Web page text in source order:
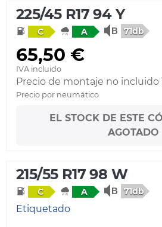
225/45 R17 94 Y
C A 71db
65,50 €
IVA incluido
Precio de montaje no incluido
Precio por neumático
EL STOCK DE ESTE
AGOTADO
215/55 R17 98 W
C A 71db
Etiquetado